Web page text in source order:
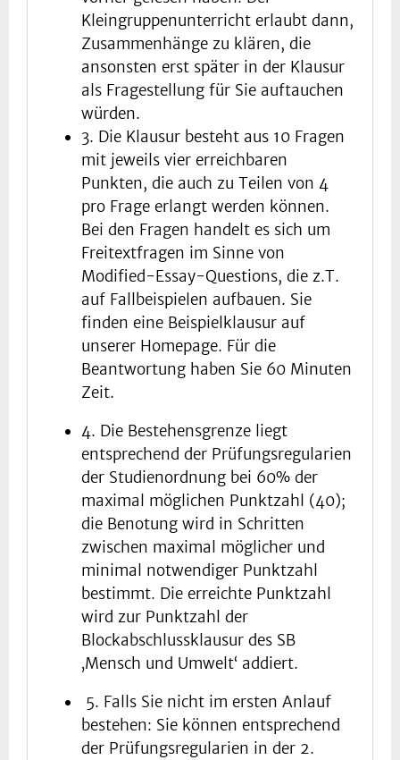
Kleingruppenunterricht erlaubt dann,
Zusammenhänge zu klären, die
ansonsten erst später in der Klausur
als Fragestellung für Sie auftauchen
würden.
3. Die Klausur besteht aus 10 Fragen
mit jeweils vier erreichbaren
Punkten, die auch zu Teilen von 4
pro Frage erlangt werden können.
Bei den Fragen handelt es sich um
Freitextfragen im Sinne von
Modified-Essay-Questions, die z.T.
auf Fallbeispielen aufbauen. Sie
finden eine Beispielklausur auf
unserer Homepage. Für die
Beantwortung haben Sie 60 Minuten
Zeit.
4. Die Bestehensgrenze liegt
entsprechend der Prüfungsregularien
der Studienordnung bei 60% der
maximal möglichen Punktzahl (40);
die Benotung wird in Schritten
zwischen maximal möglicher und
minimal notwendiger Punktzahl
bestimmt. Die erreichte Punktzahl
wird zur Punktzahl der
Blockabschlussklausur des SB
‚Mensch und Umwelt‘ addiert.
5. Falls Sie nicht im ersten Anlauf
bestehen: Sie können entsprechend
der Prüfungsregularien in der 2.